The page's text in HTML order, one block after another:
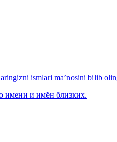
ismlari ma’nosini bilib
имени и имён близких.